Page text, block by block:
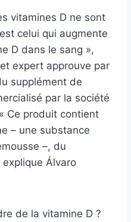
vitamines D ne sont
celui qui augmente
D dans le sang »,
expert approuve par
supplément de
par la société
Ce produit contient
– une substance
–, du
Álvaro
de la vitamine D ?